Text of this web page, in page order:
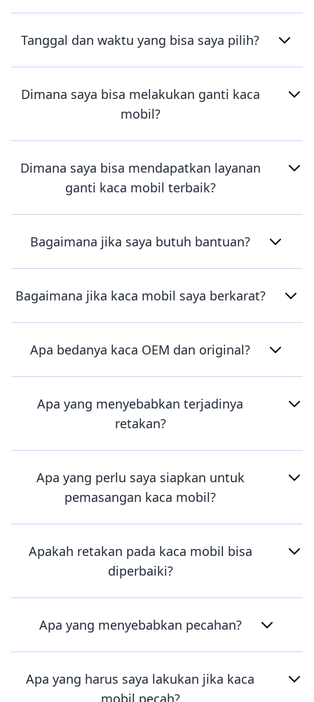
Tanggal dan waktu yang bisa saya pilih?
Dimana saya bisa melakukan ganti kaca
mobil?
Dimana saya bisa mendapatkan layanan
ganti kaca mobil terbaik?
Bagaimana jika saya butuh bantuan?
Bagaimana jika kaca mobil saya berkarat?
Apa bedanya kaca OEM dan original?
Apa yang menyebabkan terjadinya
retakan?
Apa yang perlu saya siapkan untuk
pemasangan kaca mobil?
Apakah retakan pada kaca mobil bisa
diperbaiki?
Apa yang menyebabkan pecahan?
Apa yang harus saya lakukan jika kaca
mobil pecah?